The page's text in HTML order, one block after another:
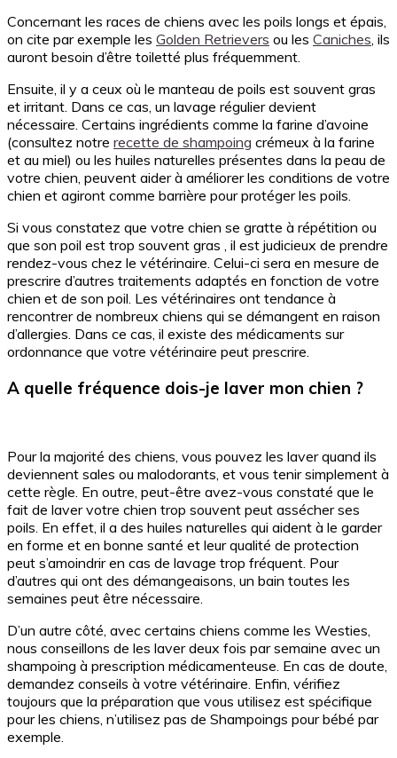
Concernant les races de chiens avec les poils longs et épais,
on cite par exemple les Golden Retrievers ou les Caniches, ils
auront besoin d’être toiletté plus fréquemment.
Ensuite, il y a ceux où le manteau de poils est souvent gras
et irritant. Dans ce cas, un lavage régulier devient
nécessaire. Certains ingrédients comme la farine d’avoine
(consultez notre recette de shampoing crémeux à la farine
et au miel) ou les huiles naturelles présentes dans la peau de
votre chien, peuvent aider à améliorer les conditions de votre
chien et agiront comme barrière pour protéger les poils.
Si vous constatez que votre chien se gratte à répétition ou
que son poil est trop souvent gras , il est judicieux de prendre
rendez-vous chez le vétérinaire. Celui-ci sera en mesure de
prescrire d’autres traitements adaptés en fonction de votre
chien et de son poil. Les vétérinaires ont tendance à
rencontrer de nombreux chiens qui se démangent en raison
d’allergies. Dans ce cas, il existe des médicaments sur
ordonnance que votre vétérinaire peut prescrire.
A quelle fréquence dois-je laver mon chien ?
Pour la majorité des chiens, vous pouvez les laver quand ils
deviennent sales ou malodorants, et vous tenir simplement à
cette règle. En outre, peut-être avez-vous constaté que le
fait de laver votre chien trop souvent peut assécher ses
poils. En effet, il a des huiles naturelles qui aident à le garder
en forme et en bonne santé et leur qualité de protection
peut s’amoindrir en cas de lavage trop fréquent. Pour
d’autres qui ont des démangeaisons, un bain toutes les
semaines peut être nécessaire.
D’un autre côté, avec certains chiens comme les Westies,
nous conseillons de les laver deux fois par semaine avec un
shampoing à prescription médicamenteuse. En cas de doute,
demandez conseils à votre vétérinaire. Enfin, vérifiez
toujours que la préparation que vous utilisez est spécifique
pour les chiens, n’utilisez pas de Shampoings pour bébé par
exemple.